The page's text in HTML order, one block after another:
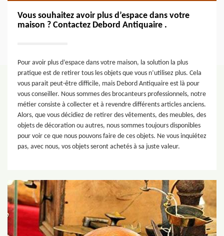
Vous souhaitez avoir plus d’espace dans votre
maison ? Contactez Debord Antiquaire .
Pour avoir plus d’espace dans votre maison, la solution la plus
pratique est de retirer tous les objets que vous n’utilisez plus. Cela
vous parait peut-être difficile, mais Debord Antiquaire est là pour
vous conseiller. Nous sommes des brocanteurs professionnels, notre
métier consiste à collecter et à revendre différents articles anciens.
Alors, que vous décidiez de retirer des vêtements, des meubles, des
objets de décoration ou autres, nous sommes toujours disponibles
pour voir ce que nous pouvons faire de ces objets. Ne vous inquiétez
pas, avec nous, vos objets seront achetés à sa juste valeur.